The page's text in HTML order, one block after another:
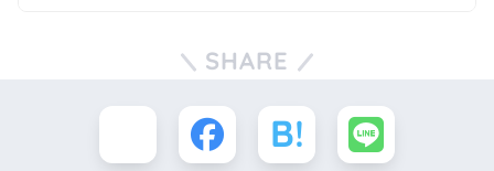
SHARE